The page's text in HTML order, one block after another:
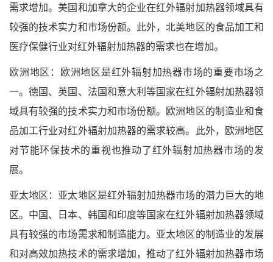
需求增加。美国和加拿大的企业在红外辐射加热器领域具有
较强的技术实力和市场份额。此外，北美地区的食品加工和
医疗保健行业对红外辐射加热器的需求也在增加。
欧洲地区：欧洲地区是红外辐射加热器市场的重要市场之
一。德国、英国、法国和意大利等国家在红外辐射加热器领
域具有较强的技术实力和市场份额。欧洲地区的制造业和食
品加工行业对红外辐射加热器的需求较高。此外，欧洲地区
对节能环保技术的重视也推动了红外辐射加热器市场的发
展。
亚太地区：亚太地区是红外辐射加热器市场的潜力巨大的地
区。中国、日本、韩国和印度等国家在红外辐射加热器领域
具有较强的市场需求和制造能力。亚太地区的制造业的发展
和对高效加热技术的需求增加，推动了红外辐射加热器市场